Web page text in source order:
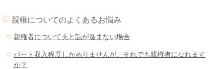
親権についてのよくあるお悩み
親権者について夫と話が進まない場合
パート収入程度しかありませんが、それでも親権者になれます
か？